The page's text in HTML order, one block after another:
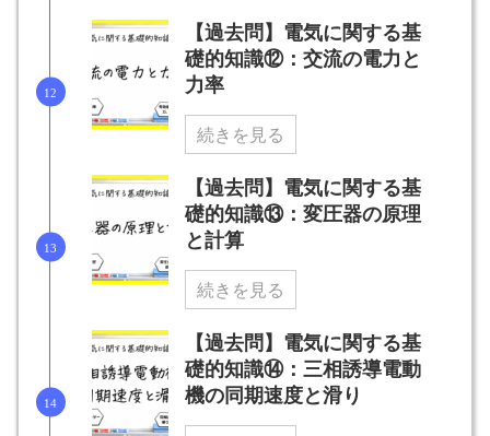
【過去問】電気に関する基
礎的知識⑫：交流の電力と
力率
続きを見る
【過去問】電気に関する基
礎的知識⑬：変圧器の原理
と計算
続きを見る
【過去問】電気に関する基
礎的知識⑭：三相誘導電動
機の同期速度と滑り